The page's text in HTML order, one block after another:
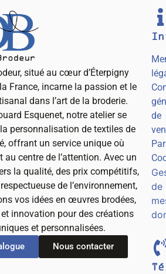
situé au cœur d’Éterpigny
France, incarne la passion et le
dans l’art de la broderie.
Esquenet, notre atelier se
personnalisation de textiles de
offrant un service unique où
au centre de l’attention. Avec un
la qualité, des prix compétitifs,
de l’environnement,
vos idées en œuvres brodées,
innovation pour des créations
et personnalisées.
Nous contacter
de
de